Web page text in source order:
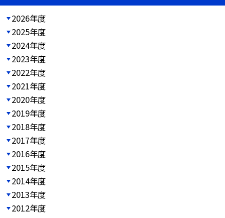
2026年度
2025年度
2024年度
2023年度
2022年度
2021年度
2020年度
2019年度
2018年度
2017年度
2016年度
2015年度
2014年度
2013年度
2012年度